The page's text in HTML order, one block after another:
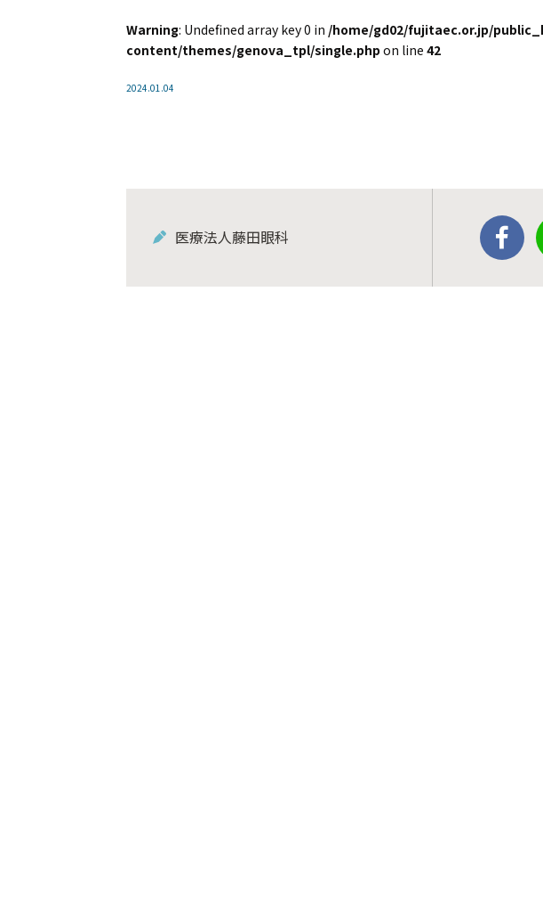
Warning: Undefined array key 0 in /home/gd02/fujitaec.or.jp/
content/themes/genova_tpl/single.php on line 42
2024.01.04
医療法人藤田眼科